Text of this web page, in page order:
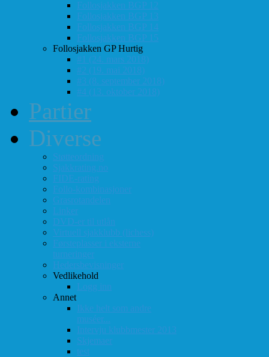
Follosjakken BGP 12
Follosjakken BGP 13
Follosjakken BGP 14
Follosjakken BGP 15
Follosjakken GP Hurtig
#1 (24. mars 2018)
#2 (19. mai 2018)
#3 (8. september 2018)
#4 (13. oktober 2018)
Partier
Diverse
Støtteordning
Sjakkrating.no
FIDE-rating
Follo-kombinasjoner
Grasrotandelen
Linker
DVD-er til utlån
Virtuell sjakklubb (lichess)
Førsteplasser i eksterne
turneringer
Hedersbevisninger
Vedlikehold
Logg inn
Annet
Ikke helt som andre
muséer...
Intervju klubbmester 2013
Skjemaer
test